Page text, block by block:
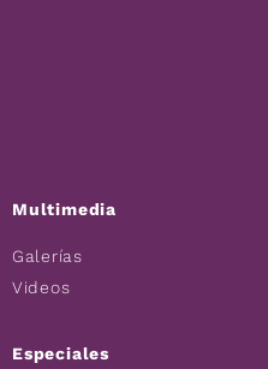
Multimedia
Galerías
Videos
Especiales